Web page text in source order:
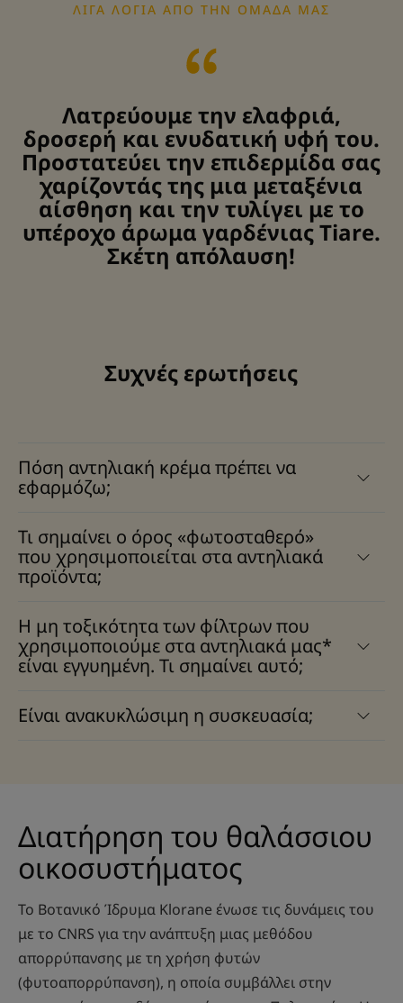
ΛΊΓΑ ΛΌΓΙΑ ΑΠΌ ΤΗΝ ΟΜΆΔΑ ΜΑΣ
Λατρεύουμε την ελαφριά,
δροσερή και ενυδατική υφή του.
Προστατεύει την επιδερμίδα σας
χαρίζοντάς της μια μεταξένια
αίσθηση και την τυλίγει με το
υπέροχο άρωμα γαρδένιας Tiare.
Σκέτη απόλαυση!
Συχνές ερωτήσεις
Πόση αντηλιακή κρέμα πρέπει να
εφαρμόζω;
Τι σημαίνει ο όρος «φωτοσταθερό»
που χρησιμοποιείται στα αντηλιακά
προϊόντα;
Η μη τοξικότητα των φίλτρων που
χρησιμοποιούμε στα αντηλιακά μας*
είναι εγγυημένη. Τι σημαίνει αυτό;
Είναι ανακυκλώσιμη η συσκευασία;
Διατήρηση του θαλάσσιου
οικοσυστήματος
Το Βοτανικό Ίδρυμα Klorane ένωσε τις δυνάμεις του
με το CNRS για την ανάπτυξη μιας μεθόδου
απορρύπανσης με τη χρήση φυτών
(φυτοαπορρύπανση), η οποία συμβάλλει στην